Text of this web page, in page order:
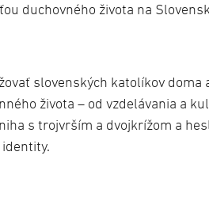
duchovného života na
slovenských katolíkov
života – od vzdelávania a
s trojvrším a dvojkrížom a